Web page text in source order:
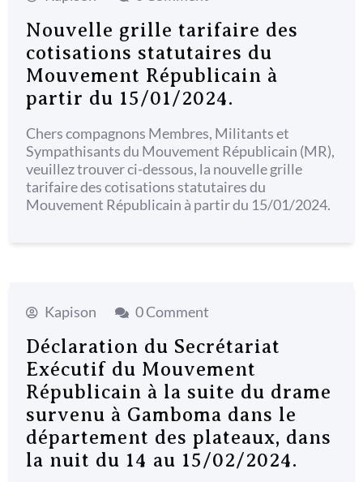
Nouvelle grille tarifaire des
cotisations statutaires du
Mouvement Républicain à
partir du 15/01/2024.
Chers compagnons Membres, Militants et
Sympathisants du Mouvement Républicain (MR),
veuillez trouver ci-dessous, la nouvelle grille
tarifaire des cotisations statutaires du
Mouvement Républicain à partir du 15/01/2024.
Kapison 0 Comment
Déclaration du Secrétariat
Exécutif du Mouvement
Républicain à la suite du drame
survenu à Gamboma dans le
département des plateaux, dans
la nuit du 14 au 15/02/2024.